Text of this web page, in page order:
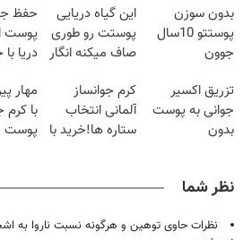
بدون سوزن
پوستتو 10سال
جوون
پاییزی
این گیاه دریایی
پوستت رو طوری
صاف میکنه انگار
شدی🔥
حفظ
پوست
دریا
تزریق اکسیر
جوانی به پوست
بدون
کرم جوانساز
آلمانی انتخاب
ستاره ها!خرید با
مهار
با کرم
پوست
نظر شما
نظرات حاوی توهین و هرگونه نسبت ناروا به